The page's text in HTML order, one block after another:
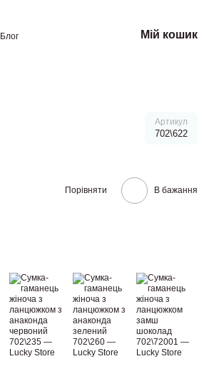
Блог
Мій кошик
Артикул
702\622
Порівняти В бажання